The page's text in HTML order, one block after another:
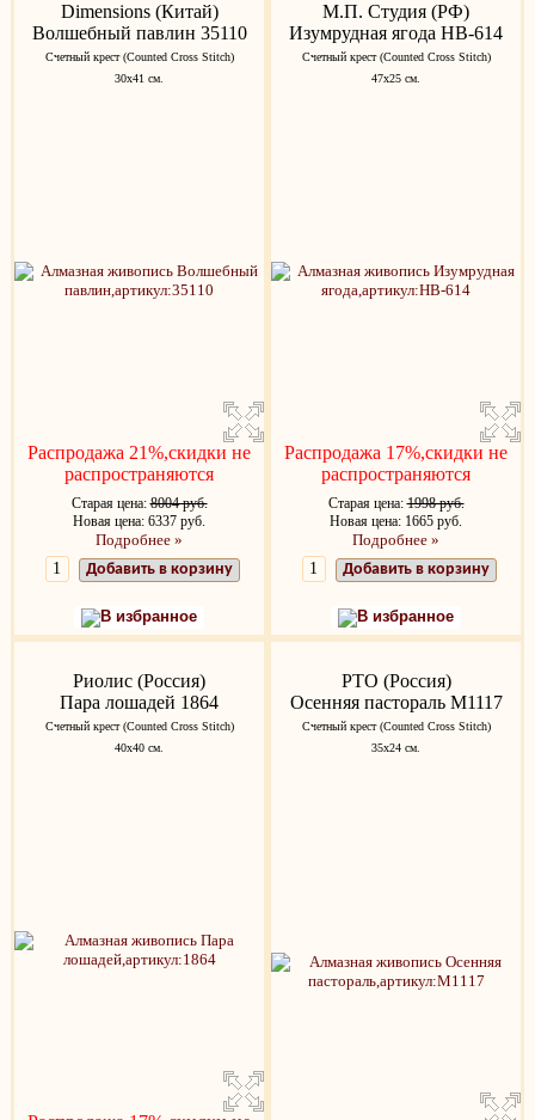
Dimensions (Китай)
Волшебный павлин 35110
Счетный крест (Counted Cross Stitch)
30x41 см.
Распродажа 21%,скидки не
распространяются
Старая цена:8004 руб.
Новая цена: 6337 руб.
Подробнее »
Добавить в корзину
В избранное
М.П. Студия (РФ)
Изумрудная ягода НВ-614
Счетный крест (Counted Cross Stitch)
47х25 см.
Распродажа 17%,скидки не
распространяются
Старая цена:1998 руб.
Новая цена: 1665 руб.
Подробнее »
Добавить в корзину
В избранное
Риолис (Россия)
Пара лошадей 1864
Счетный крест (Counted Cross Stitch)
40х40 см.
РТО (Россия)
Осенняя пастораль M1117
Счетный крест (Counted Cross Stitch)
35х24 см.